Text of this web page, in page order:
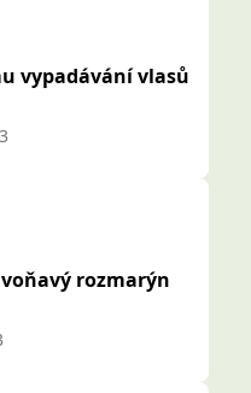
vypadávání vlasů
rozmarýn